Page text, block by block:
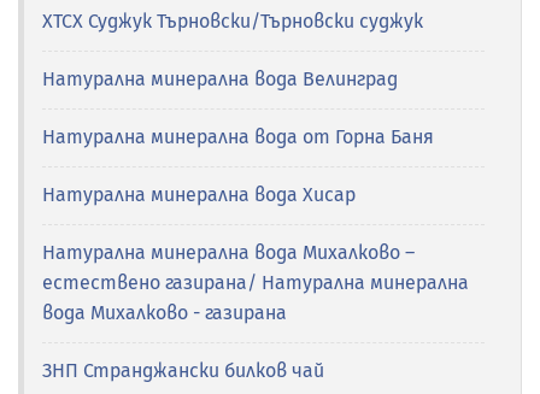
ХТСХ Суджук Търновски/Търновски суджук
Натурална минерална вода Велинград
Натурална минерална вода от Горна Баня
Натурална минерална вода Хисар
Натурална минерална вода Михалково –
естествено газирана/ Натурална минерална
вода Михалково - газирана
ЗНП Странджански билков чай